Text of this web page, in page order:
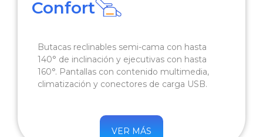
Confort
Butacas reclinables semi-cama con hasta
140° de inclinación y ejecutivas con hasta
160°. Pantallas con contenido multimedia,
climatización y conectores de carga USB.
VER MÁS